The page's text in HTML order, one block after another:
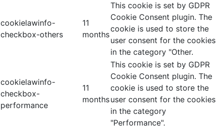
cookielawinfo-
checkbox-others
11
months
This cookie is set by GDPR
Cookie Consent plugin. The
cookie is used to store the
user consent for the cookies
in the category "Other.
cookielawinfo-
checkbox-
performance
11
months
This cookie is set by GDPR
Cookie Consent plugin. The
cookie is used to store the
user consent for the cookies
in the category
"Performance".